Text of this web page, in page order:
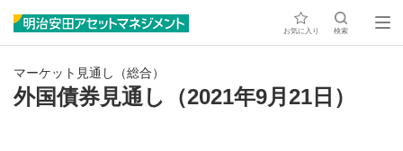
お気に入り 検索
マーケット見通し（総合）
外国債券見通し（2021年9月21日）